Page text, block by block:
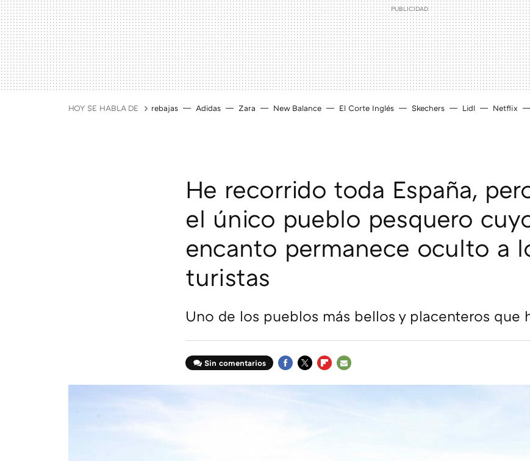
HOY SE HABLA DE rebajas Adidas Zara New Balance El Corte Inglés Skechers Lidl Netflix
He recorrido toda España,
el único pueblo pesquero
encanto permanece oculto a
turistas
Uno de los pueblos más bellos y placenteros que
Sin comentarios